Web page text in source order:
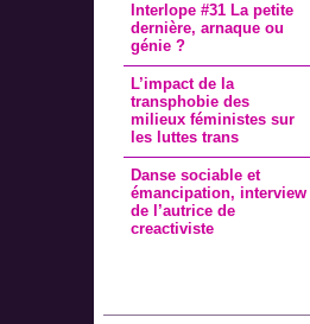
Interlope #31 La petite
dernière, arnaque ou
génie ?
L’impact de la
transphobie des
milieux féministes sur
les luttes trans
Danse sociable et
émancipation, interview
de l’autrice de
creactiviste